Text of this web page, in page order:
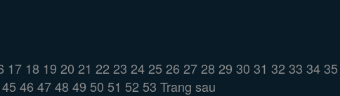
17 18 19 20 21 22 23 24 25 26 27 28 29 30 31 32 33 34 35
4546 4748 49 50 51 52 53 Trang sau